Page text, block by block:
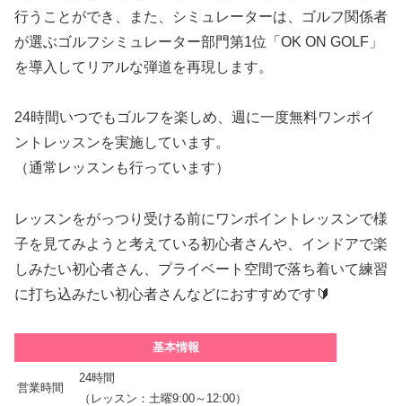
行うことができ、また、シミュレーターは、ゴルフ関係者
が選ぶゴルフシミュレーター部門第1位「OK ON GOLF」
を導入してリアルな弾道を再現します。
24時間いつでもゴルフを楽しめ、週に一度無料ワンポイ
ントレッスンを実施しています。
（通常レッスンも行っています）
レッスンをがっつり受ける前にワンポイントレッスンで様
子を見てみようと考えている初心者さんや、インドアで楽
しみたい初心者さん、プライベート空間で落ち着いて練習
に打ち込みたい初心者さんなどにおすすめです🔰
基本情報
営業時間
24時間
（レッスン：土曜9:00～12:00）